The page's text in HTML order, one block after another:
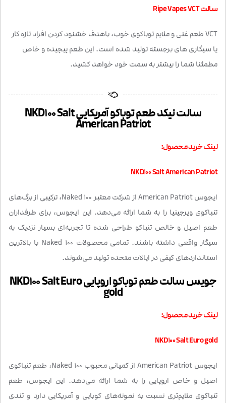
سالت Ripe Vapes VCT
VCT طعم غنی و ملایم توباکوی خوب، باهدف خشنود کردن افراد تازه کار
یا سیگاری های برجسته تولید شده است. این طعم پیچیده و خاص
مطمئنا شما را بیشتر به سمت خود خواهد کشید.
سالت نیکد طعم توباکو آمریکایی NKD100 Salt
American Patriot
لینک خرید محصول:
NKD100 Salt American Patriot
ایجوس American Patriot از شرکت معتبر Naked 100، ترکیبی از برگ‌های
تنباکوی ویرجینیا را به شما ارائه می‌دهد. این ایجوس، برای طرفداران
طعم اصیل و خالص تنباکو طراحی شده تا تجربه‌ای بسیار نزدیک به
سیگار واقعی داشته باشند. تمامی محصولات Naked 100 با بالاترین
استانداردهای کیفی در ایالات متحده تولید می‌شوند.
جویس سالت طعم توباکو اروپایی NKD100 Salt Euro
gold
لینک خرید محصول:
NKD100 Salt Euro gold
ایجوس American Patriot از کمپانی محبوب Naked 100، طعم تنباکوی
اصیل و خاص اروپایی را به شما ارائه می‌دهد. این ایجوس، طعم
تنباکوی ملایم‌تری نسبت به نمونه‌های کوبایی و آمریکایی دارد و تندی